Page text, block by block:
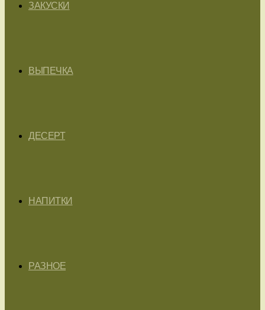
ЗАКУСКИ
ВЫПЕЧКА
ДЕСЕРТ
НАПИТКИ
РАЗНОЕ